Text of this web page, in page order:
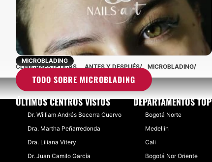
MICROBLADING
TODO SOBRE MICROBLADING
CLINICASESTETICAS ANTES Y DESPUÉS MICROBLADING
ÚLTIMOS CENTROS VISTOS
Dr. William Andrés Becerra Cuervo
Dra. Martha Peñarredonda
Dra. Liliana Vitery
Dr. Juan Camilo García
DEPARTAMENTOS TOP
Bogotá Norte
Medellín
Cali
Bogotá Nor Oriente